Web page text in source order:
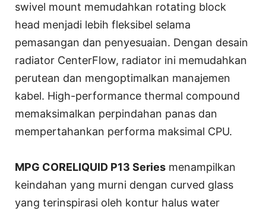
swivel mount memudahkan rotating block
head menjadi lebih fleksibel selama
pemasangan dan penyesuaian. Dengan desain
radiator CenterFlow, radiator ini memudahkan
perutean dan mengoptimalkan manajemen
kabel. High-performance thermal compound
memaksimalkan perpindahan panas dan
mempertahankan performa maksimal CPU.
MPG CORELIQUID P13 Series menampilkan
keindahan yang murni dengan curved glass
yang terinspirasi oleh kontur halus water